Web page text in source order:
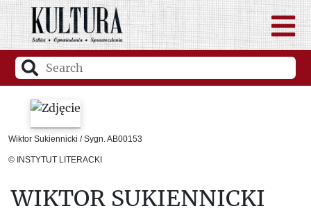
Wiktor Sukiennicki / Sygn. AB00153
© INSTYTUT LITERACKI
WIKTOR SUKIENNICKI